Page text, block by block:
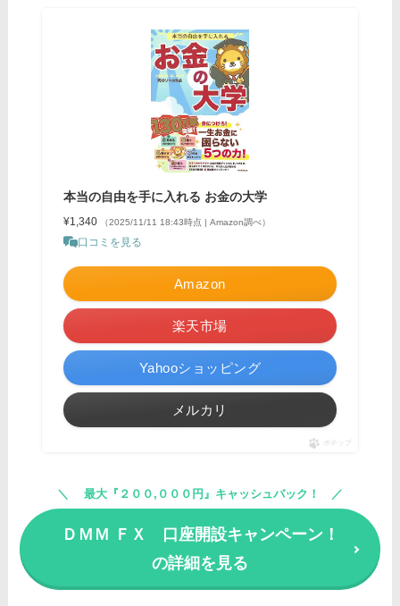
本当の自由を手に入れる お金の大学
¥1,340 （2025/11/11 18:43時点 | Amazon調べ）
口コミを見る
Amazon
楽天市場
Yahooショッピング
メルカリ
ポチップ
最大『２００,０００円』キャッシュバック！
ＤＭＭ ＦＸ 口座開設キャンペーン！
の詳細を見る